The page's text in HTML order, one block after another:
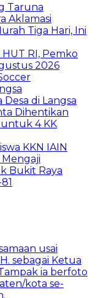
Taruna
Aklamasi
Tiga Hari, Ini
RI, Pemko
2026
di Langsa
Dihentikan
4 KK
KKN IAIN
Bukit Raya